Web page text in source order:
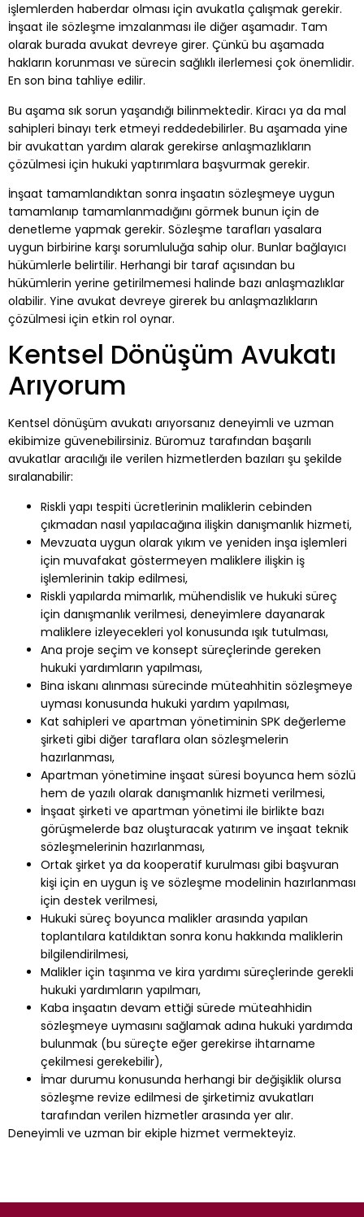
işlemlerden haberdar olması için avukatla çalışmak gerekir.
İnşaat ile sözleşme imzalanması ile diğer aşamadır. Tam
olarak burada avukat devreye girer. Çünkü bu aşamada
hakların korunması ve sürecin sağlıklı ilerlemesi çok önemlidir.
En son bina tahliye edilir.
Bu aşama sık sorun yaşandığı bilinmektedir. Kiracı ya da mal
sahipleri binayı terk etmeyi reddedebilirler. Bu aşamada yine
bir avukattan yardım alarak gerekirse anlaşmazlıkların
çözülmesi için hukuki yaptırımlara başvurmak gerekir.
İnşaat tamamlandıktan sonra inşaatın sözleşmeye uygun
tamamlanıp tamamlanmadığını görmek bunun için de
denetleme yapmak gerekir. Sözleşme tarafları yasalara
uygun birbirine karşı sorumluluğa sahip olur. Bunlar bağlayıcı
hükümlerle belirtilir. Herhangi bir taraf açısından bu
hükümlerin yerine getirilmemesi halinde bazı anlaşmazlıklar
olabilir. Yine avukat devreye girerek bu anlaşmazlıkların
çözülmesi için etkin rol oynar.
Kentsel Dönüşüm Avukatı
Arıyorum
Kentsel dönüşüm avukatı arıyorsanız deneyimli ve uzman
ekibimize güvenebilirsiniz. Büromuz tarafından başarılı
avukatlar aracılığı ile verilen hizmetlerden bazıları şu şekilde
sıralanabilir:
Riskli yapı tespiti ücretlerinin maliklerin cebinden
çıkmadan nasıl yapılacağına ilişkin danışmanlık hizmeti,
Mevzuata uygun olarak yıkım ve yeniden inşa işlemleri
için muvafakat göstermeyen maliklere ilişkin iş
işlemlerinin takip edilmesi,
Riskli yapılarda mimarlık, mühendislik ve hukuki süreç
için danışmanlık verilmesi, deneyimlere dayanarak
maliklere izleyecekleri yol konusunda ışık tutulması,
Ana proje seçim ve konsept süreçlerinde gereken
hukuki yardımların yapılması,
Bina iskanı alınması sürecinde müteahhitin sözleşmeye
uyması konusunda hukuki yardım yapılması,
Kat sahipleri ve apartman yönetiminin SPK değerleme
şirketi gibi diğer taraflara olan sözleşmelerin
hazırlanması,
Apartman yönetimine inşaat süresi boyunca hem sözlü
hem de yazılı olarak danışmanlık hizmeti verilmesi,
İnşaat şirketi ve apartman yönetimi ile birlikte bazı
görüşmelerde baz oluşturacak yatırım ve inşaat teknik
sözleşmelerinin hazırlanması,
Ortak şirket ya da kooperatif kurulması gibi başvuran
kişi için en uygun iş ve sözleşme modelinin hazırlanması
için destek verilmesi,
Hukuki süreç boyunca malikler arasında yapılan
toplantılara katıldıktan sonra konu hakkında maliklerin
bilgilendirilmesi,
Malikler için taşınma ve kira yardımı süreçlerinde gerekli
hukuki yardımların yapılmarı,
Kaba inşaatın devam ettiği sürede müteahhidin
sözleşmeye uymasını sağlamak adına hukuki yardımda
bulunmak (bu süreçte eğer gerekirse ihtarname
çekilmesi gerekebilir),
İmar durumu konusunda herhangi bir değişiklik olursa
sözleşme revize edilmesi de şirketimiz avukatları
tarafından verilen hizmetler arasında yer alır.
Deneyimli ve uzman bir ekiple hizmet vermekteyiz.